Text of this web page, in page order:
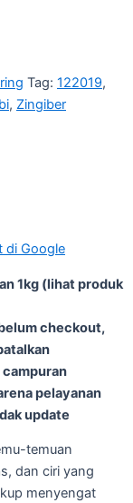
Tag: 122019,
, Zingiber
di Google
1kg (lihat produk
checkout,
campuran
pelayanan
update
temuan
dan ciri yang
menyengat